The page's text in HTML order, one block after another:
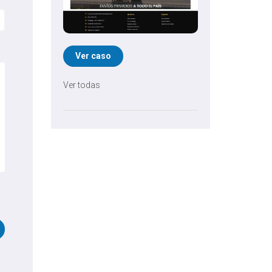
Ver caso
Ver todas